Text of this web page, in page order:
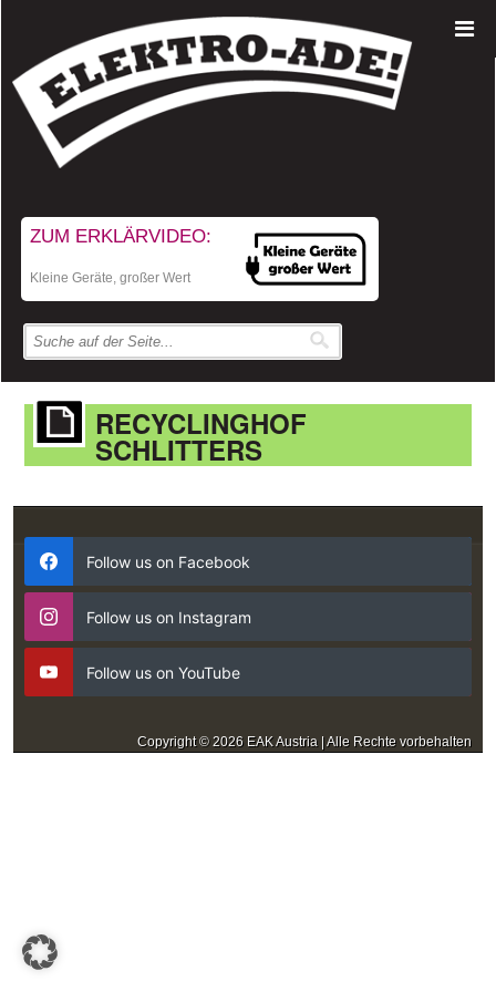
ZUM ERKLÄRVIDEO:
Kleine Geräte, großer Wert
RECYCLINGHOF
SCHLITTERS
Follow us on Facebook
Follow us on Instagram
Follow us on YouTube
Copyright © 2026 EAK Austria | Alle Rechte vorbehalten